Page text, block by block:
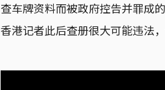
查车牌资料而被政府控告并罪成
香港记者此后查册很大可能违法